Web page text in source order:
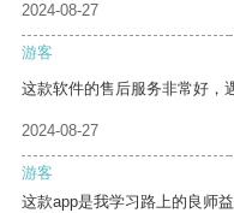
2024-08-27
游客
这款软件的售后服务非常好，
2024-08-27
游客
这款app是我学习路上的良师